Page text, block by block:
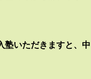
塾いただきますと、中